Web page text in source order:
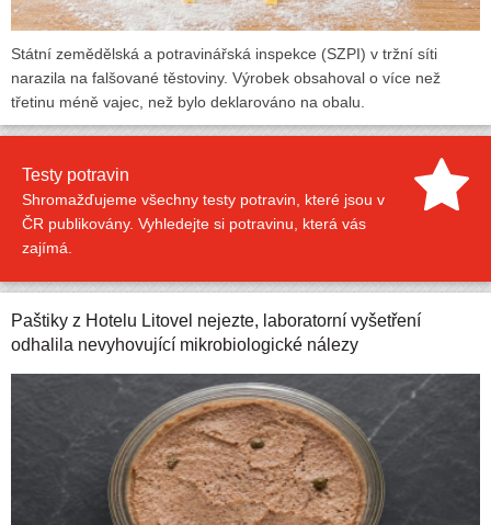
Státní zemědělská a potravinářská inspekce (SZPI) v tržní síti
narazila na falšované těstoviny. Výrobek obsahoval o více než
třetinu méně vajec, než bylo deklarováno na obalu.
Testy potravin
Shromažďujeme všechny testy potravin, které jsou v
ČR publikovány. Vyhledejte si potravinu, která vás
zajímá.
Paštiky z Hotelu Litovel nejezte, laboratorní vyšetření
odhalila nevyhovující mikrobiologické nálezy